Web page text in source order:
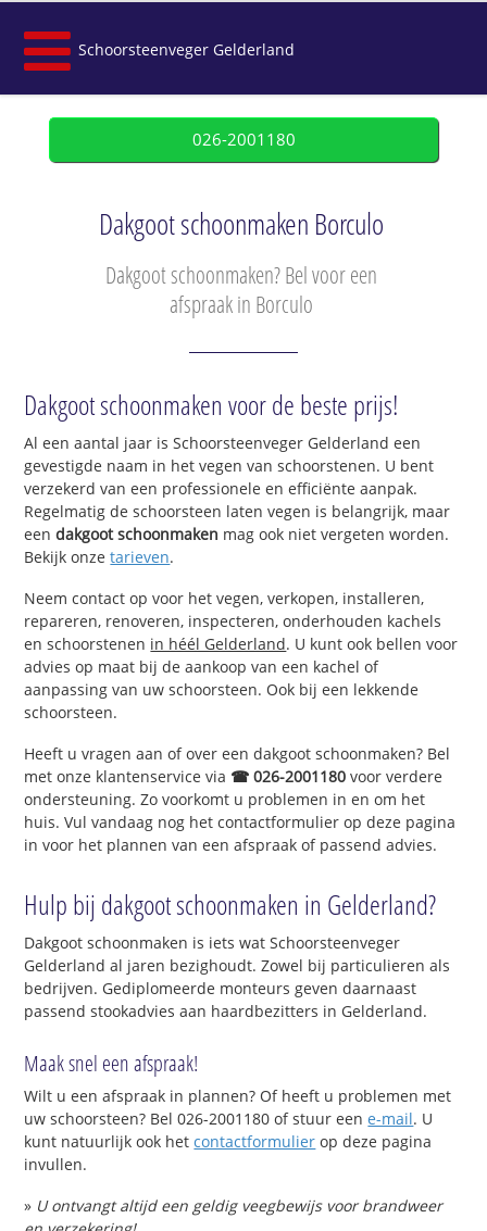
Schoorsteenveger Gelderland
026-2001180
Dakgoot schoonmaken Borculo
Dakgoot schoonmaken? Bel voor een
afspraak in Borculo
Dakgoot schoonmaken voor de beste prijs!
Al een aantal jaar is Schoorsteenveger Gelderland een
gevestigde naam in het vegen van schoorstenen. U bent
verzekerd van een professionele en efficiënte aanpak.
Regelmatig de schoorsteen laten vegen is belangrijk, maar
eendakgoot schoonmaken mag ook niet vergeten worden.
Bekijk onzetarieven.
Neem contact op voor het vegen, verkopen, installeren,
repareren, renoveren, inspecteren, onderhouden kachels
en schoorstenen in héél Gelderland. U kunt ook bellen voor
advies op maat bij de aankoop van een kachel of
aanpassing van uw schoorsteen. Ook bij een lekkende
schoorsteen.
Heeft u vragen aan of over een dakgoot schoonmaken? Bel
met onze klantenservice via ☎ 026-2001180 voor verdere
ondersteuning. Zo voorkomt u problemen in en om het
huis. Vul vandaag nog het contactformulier op deze pagina
in voor het plannen van een afspraak of passend advies.
Hulp bij dakgoot schoonmaken in Gelderland?
Dakgoot schoonmaken is iets wat Schoorsteenveger
Gelderland al jaren bezighoudt. Zowel bij particulieren als
bedrijven. Gediplomeerde monteurs geven daarnaast
passend stookadvies aan haardbezitters in Gelderland.
Maak snel een afspraak!
Wilt u een afspraak in plannen? Of heeft u problemen met
uw schoorsteen? Bel 026-2001180 of stuur eene-mail. U
kunt natuurlijk ook hetcontactformulier op deze pagina
invullen.
» U ontvangt altijd een geldig veegbewijs voor brandweer